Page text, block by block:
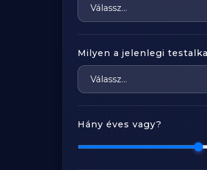
Milyen a jelenlegi
Hány éves vagy?